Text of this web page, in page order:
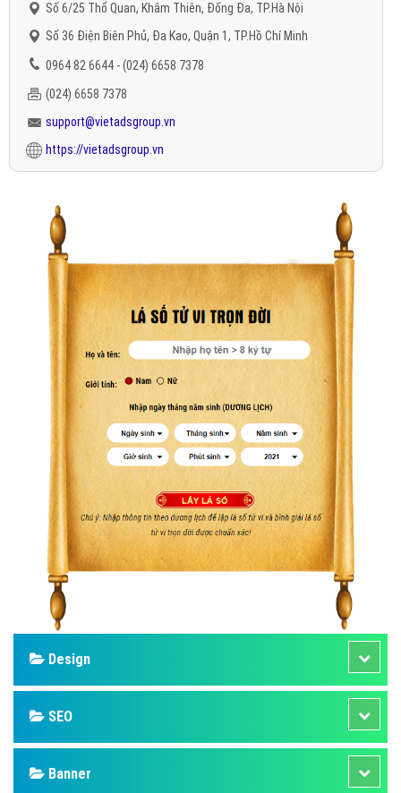
Số 6/25 Thổ Quan, Khâm Thiên, Đống Đa, TP.Hà Nội
Số 36 Điện Biên Phủ, Đa Kao, Quận 1, TP.Hồ Chí Minh
0964 82 6644 - (024) 6658 7378
(024) 6658 7378
support@vietadsgroup.vn
https://vietadsgroup.vn
Design
SEO
Banner